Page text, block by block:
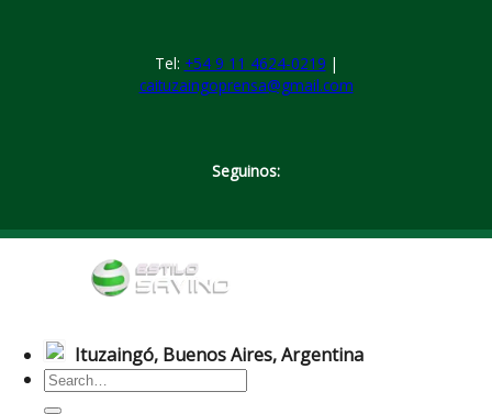
Tel: +54 9 11 4624-0219 |
caituzaingoprensa@gmail.com
Seguinos:
Ituzaingó, Buenos Aires, Argentina